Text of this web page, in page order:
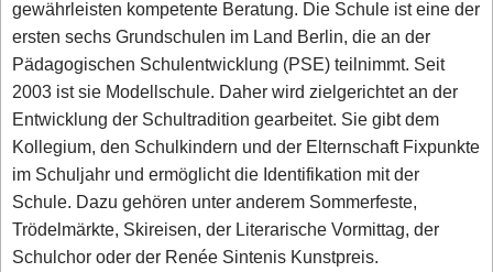
gewährleisten kompetente Beratung. Die Schule ist eine der
ersten sechs Grundschulen im Land Berlin, die an der
Pädagogischen Schulentwicklung (PSE) teilnimmt. Seit
2003 ist sie Modellschule. Daher wird zielgerichtet an der
Entwicklung der Schultradition gearbeitet. Sie gibt dem
Kollegium, den Schulkindern und der Elternschaft Fixpunkte
im Schuljahr und ermöglicht die Identifikation mit der
Schule. Dazu gehören unter anderem Sommerfeste,
Trödelmärkte, Skireisen, der Literarische Vormittag, der
Schulchor oder der Renée Sintenis Kunstpreis.